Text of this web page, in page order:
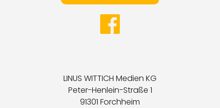
LINUS WITTICH Medien KG
Peter-Henlein-Straße 1
91301 Forchheim